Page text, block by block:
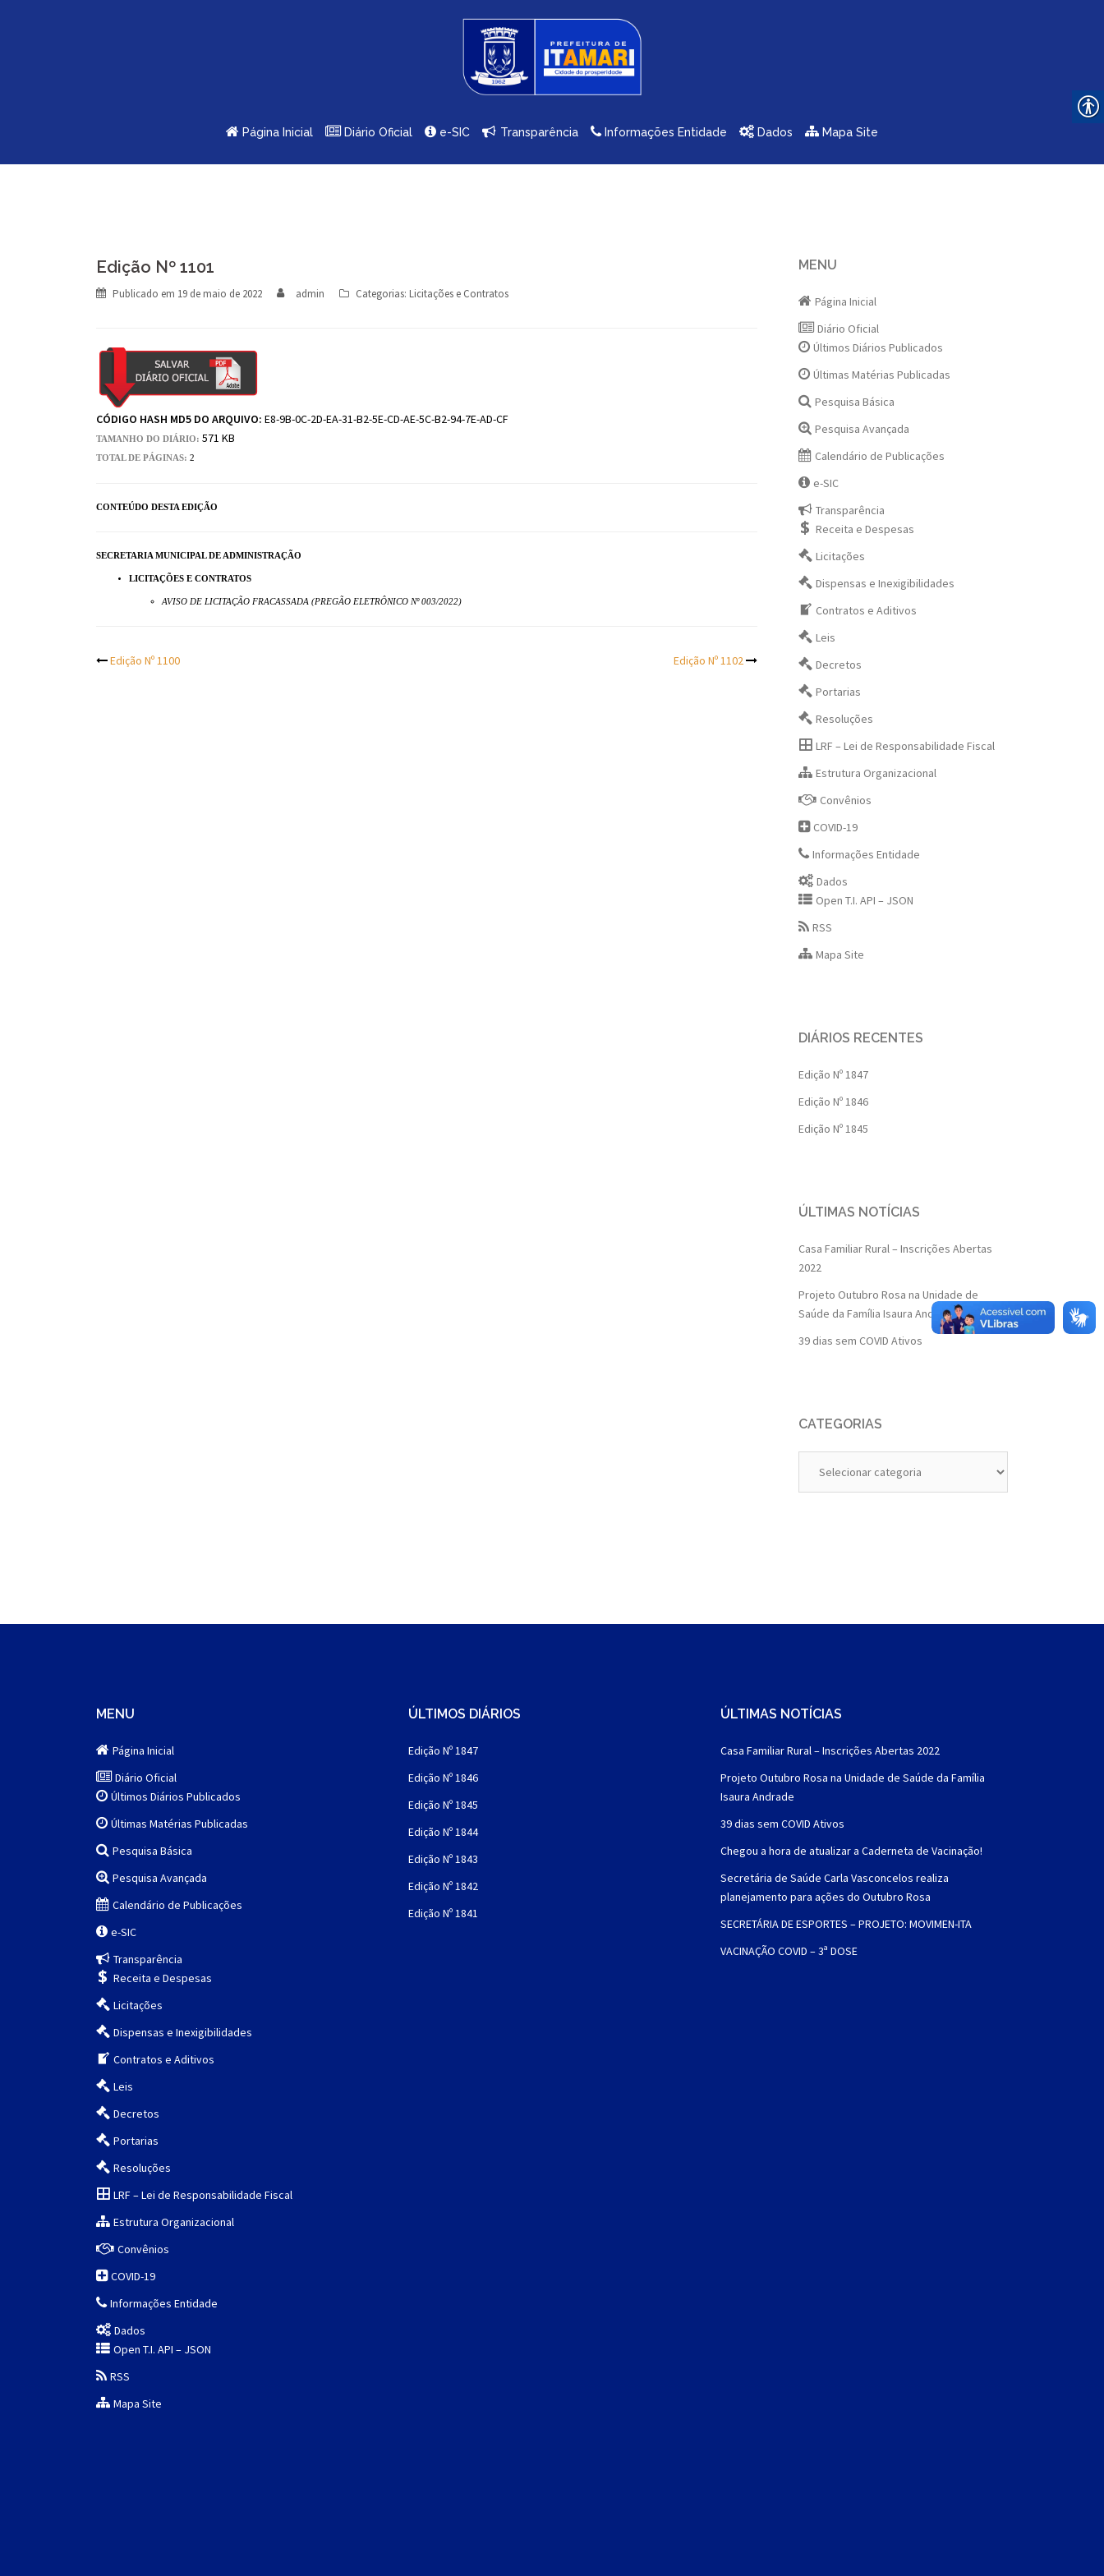
Página Inicial Diário Oficial e-SIC Transparência Informações Entidade Dados Mapa Site
Edição Nº 1101
Publicado em 19 de maio de 2022 admin Categorias: Licitações e Contratos
CÓDIGO HASH MD5 DO ARQUIVO: E8-9B-0C-2D-EA-31-B2-5E-CD-AE-5C-B2-94-7E-AD-CF
TAMANHO DO DIÁRIO: 571 KB
TOTAL DE PÁGINAS: 2
CONTEÚDO DESTA EDIÇÃO
SECRETARIA MUNICIPAL DE ADMINISTRAÇÃO
LICITAÇÕES E CONTRATOS
AVISO DE LICITAÇÃO FRACASSADA (PREGÃO ELETRÔNICO Nº 003/2022)
Post
Edição Nº 1100 Edição Nº 1102
MENU
Página Inicial
Diário Oficial
Últimos Diários Publicados
Últimas Matérias Publicadas
Pesquisa Básica
Pesquisa Avançada
Calendário de Publicações
e-SIC
Transparência
Receita e Despesas
Licitações
Dispensas e Inexigibilidades
Contratos e Aditivos
Leis
Decretos
Portarias
Resoluções
LRF – Lei de Responsabilidade Fiscal
Estrutura Organizacional
Convênios
COVID-19
Informações Entidade
Dados
Open T.I. API – JSON
RSS
Mapa Site
DIÁRIOS RECENTES
Edição Nº 1847
Edição Nº 1846
Edição Nº 1845
ÚLTIMAS NOTÍCIAS
Casa Familiar Rural – Inscrições Abertas
2022
Projeto Outubro Rosa na Unidade de
Saúde da Família Isaura Andrade
39 dias sem COVID Ativos
CATEGORIAS
MENU
Página Inicial
Diário Oficial
Últimos Diários Publicados
Últimas Matérias Publicadas
Pesquisa Básica
Pesquisa Avançada
Calendário de Publicações
e-SIC
Transparência
Receita e Despesas
Licitações
Dispensas e Inexigibilidades
Contratos e Aditivos
Leis
Decretos
Portarias
Resoluções
LRF – Lei de Responsabilidade Fiscal
Estrutura Organizacional
Convênios
COVID-19
Informações Entidade
Dados
Open T.I. API – JSON
RSS
Mapa Site
ÚLTIMOS DIÁRIOS
Edição Nº 1847
Edição Nº 1846
Edição Nº 1845
Edição Nº 1844
Edição Nº 1843
Edição Nº 1842
Edição Nº 1841
ÚLTIMAS NOTÍCIAS
Casa Familiar Rural – Inscrições Abertas 2022
Projeto Outubro Rosa na Unidade de Saúde da Família
Isaura Andrade
39 dias sem COVID Ativos
Chegou a hora de atualizar a Caderneta de Vacinação!
Secretária de Saúde Carla Vasconcelos realiza
planejamento para ações do Outubro Rosa
SECRETÁRIA DE ESPORTES – PROJETO: MOVIMEN-ITA
VACINAÇÃO COVID – 3ª DOSE